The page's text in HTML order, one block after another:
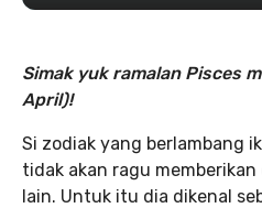
Simak yuk ramalan Pisces
April)!
Si zodiak yang berlambang
tidak akan ragu
lain. Untuk itu dia dikenal